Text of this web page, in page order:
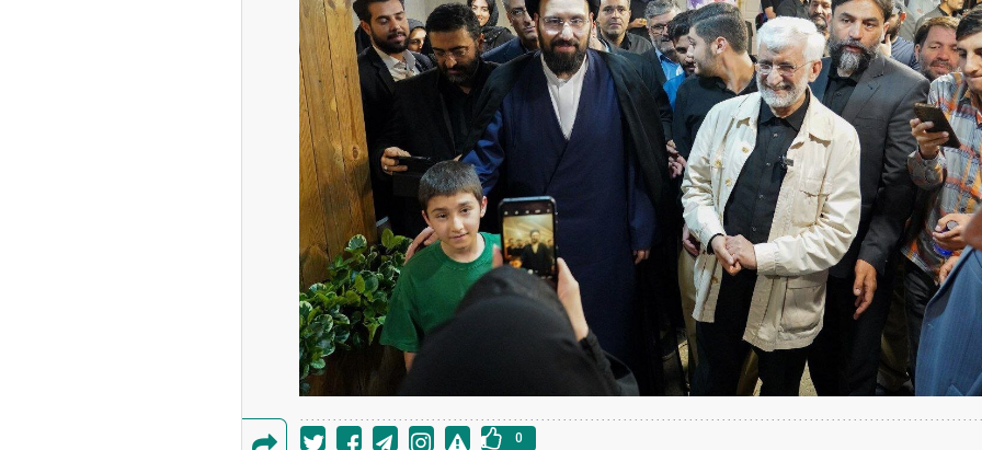
0
قدرت تهدید
است؟
رونمایی از پوکو M ۸ پاور با باتری ۸۰۰۰
میلی‌آمپرساعتی
چین از بمب افکن H-۶N با موشک هسته‌ای
رونمایی کرد